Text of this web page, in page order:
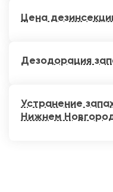
Цена
Дезодорация
Устранение
Нижнем